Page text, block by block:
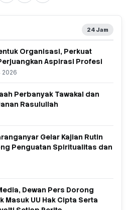
24 Jam
Organisasi, Perkuat
Aspirasi Profesi
2026
Perbanyak Tawakal dan
Rasulullah
Gelar Kajian Rutin
Penguatan Spiritualitas dan
Dewan Pers Dorong
Masuk UU Hak Cipta Serta